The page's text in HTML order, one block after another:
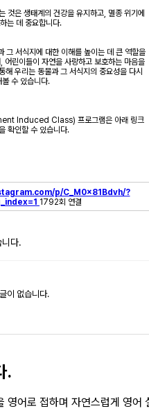
것은 생태계의 건강을 유지하고, 멸종 위기에
는 데 중요합니다.
서식지에 대한 이해를 높이는 데 큰 역할을
린이들이 자연을 사랑하고 보호하는 마음을
해 우리는 동물과 그 서식지의 중요성을 다시
볼 수 있습니다.
Induced Class) 프로그램은 아래 링크
확인할 수 있습니다.
p/C_M0x81Bdvh/?
1792회 연결
다.
이 없습니다.
.
영어로 접하며 자연스럽게 영어